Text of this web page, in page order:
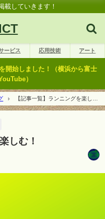
載していきます！
ービス 応用技術 アート
開始しました！（横浜から富士
）
【記事一覧】ランニングを楽し
しむ！